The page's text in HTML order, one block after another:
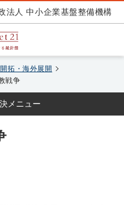
法人 中小企業基盤整備機構
拓・海外展開
戦争
メニュー